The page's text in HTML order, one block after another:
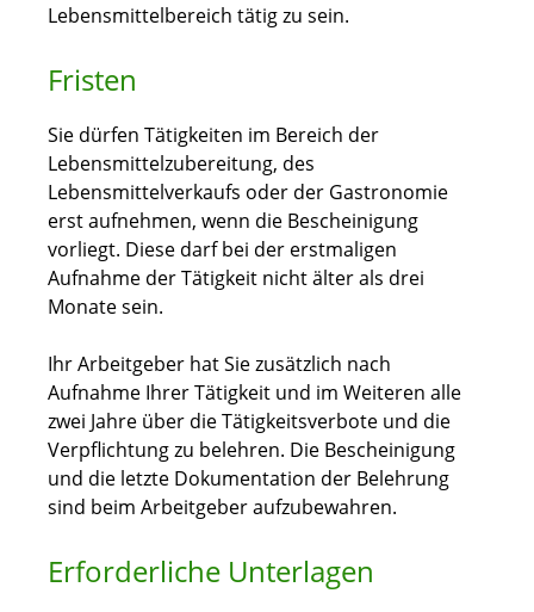
Lebensmittelbereich tätig zu sein.
Fristen
Sie dürfen Tätigkeiten im Bereich der
Lebensmittelzubereitung, des
Lebensmittelverkaufs oder der Gastronomie
erst aufnehmen, wenn die Bescheinigung
vorliegt. Diese darf bei der erstmaligen
Aufnahme der Tätigkeit nicht älter als drei
Monate sein.
Ihr Arbeitgeber hat Sie zusätzlich nach
Aufnahme Ihrer Tätigkeit und im Weiteren alle
zwei Jahre über die Tätigkeitsverbote und die
Verpflichtung zu belehren. Die Bescheinigung
und die letzte Dokumentation der Belehrung
sind beim Arbeitgeber aufzubewahren.
Erforderliche Unterlagen